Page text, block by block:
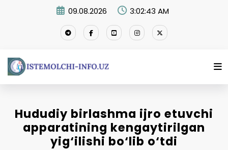
09.08.2026 3:02:44 AM
Hududiy birlashma ijro etuvchi
apparatining kengaytirilgan
yig‘ilishi bo‘lib o‘tdi